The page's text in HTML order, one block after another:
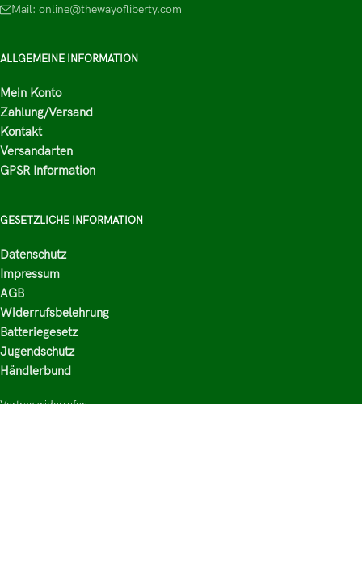
Mail: online@thewayofliberty.com
ALLGEMEINE INFORMATION
Mein Konto
Zahlung/Versand
Kontakt
Versandarten
GPSR Information
GESETZLICHE INFORMATION
Datenschutz
Impressum
AGB
Widerrufsbelehrung
Batteriegesetz
Jugendschutz
Händlerbund
Vertrag widerrufen